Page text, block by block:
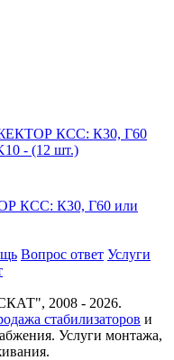
КСС: К30, Г60
- (12 шт.)
КСС: К30, Г60 или
Вопрос ответ Услуги
, 2008 - 2026.
стабилизаторов и
Услуги монтажа,